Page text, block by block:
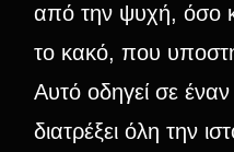
από την ψυχή, όσο
το κακό, που
Αυτό οδηγεί σε
διατρέξει όλη την